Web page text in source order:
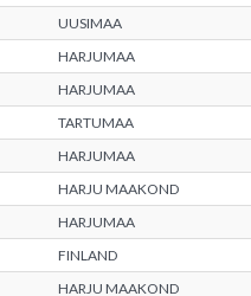
UUSIMAA
HARJUMAA
HARJUMAA
TARTUMAA
HARJUMAA
HARJU MAAKOND
HARJUMAA
FINLAND
HARJU MAAKOND